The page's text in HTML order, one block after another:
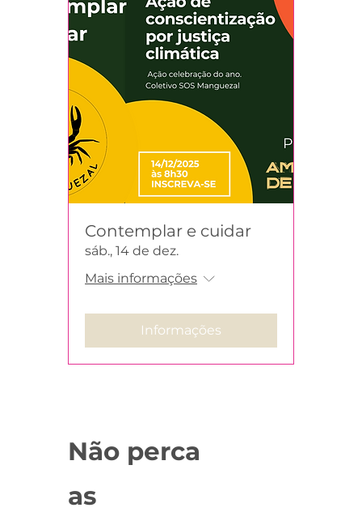
Contemplar e cuidar
sáb., 14 de dez.
Mais informações
Informações
Não perca
as